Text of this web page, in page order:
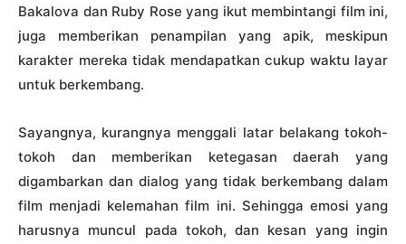
Bakalova dan Ruby Rose yang ikut membintangi film ini,
juga memberikan penampilan yang apik, meskipun
karakter mereka tidak mendapatkan cukup waktu layar
untuk berkembang.
Sayangnya, kurangnya menggali latar belakang tokoh-
tokoh dan memberikan ketegasan daerah yang
digambarkan dan dialog yang tidak berkembang dalam
film menjadi kelemahan film ini. Sehingga emosi yang
harusnya muncul pada tokoh, dan kesan yang ingin